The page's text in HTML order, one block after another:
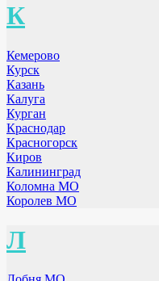
К
Кемерово
Курск
Казань
Калуга
Курган
Краснодар
Красногорск
Киров
Калининград
Коломна МО
Королев МО
Л